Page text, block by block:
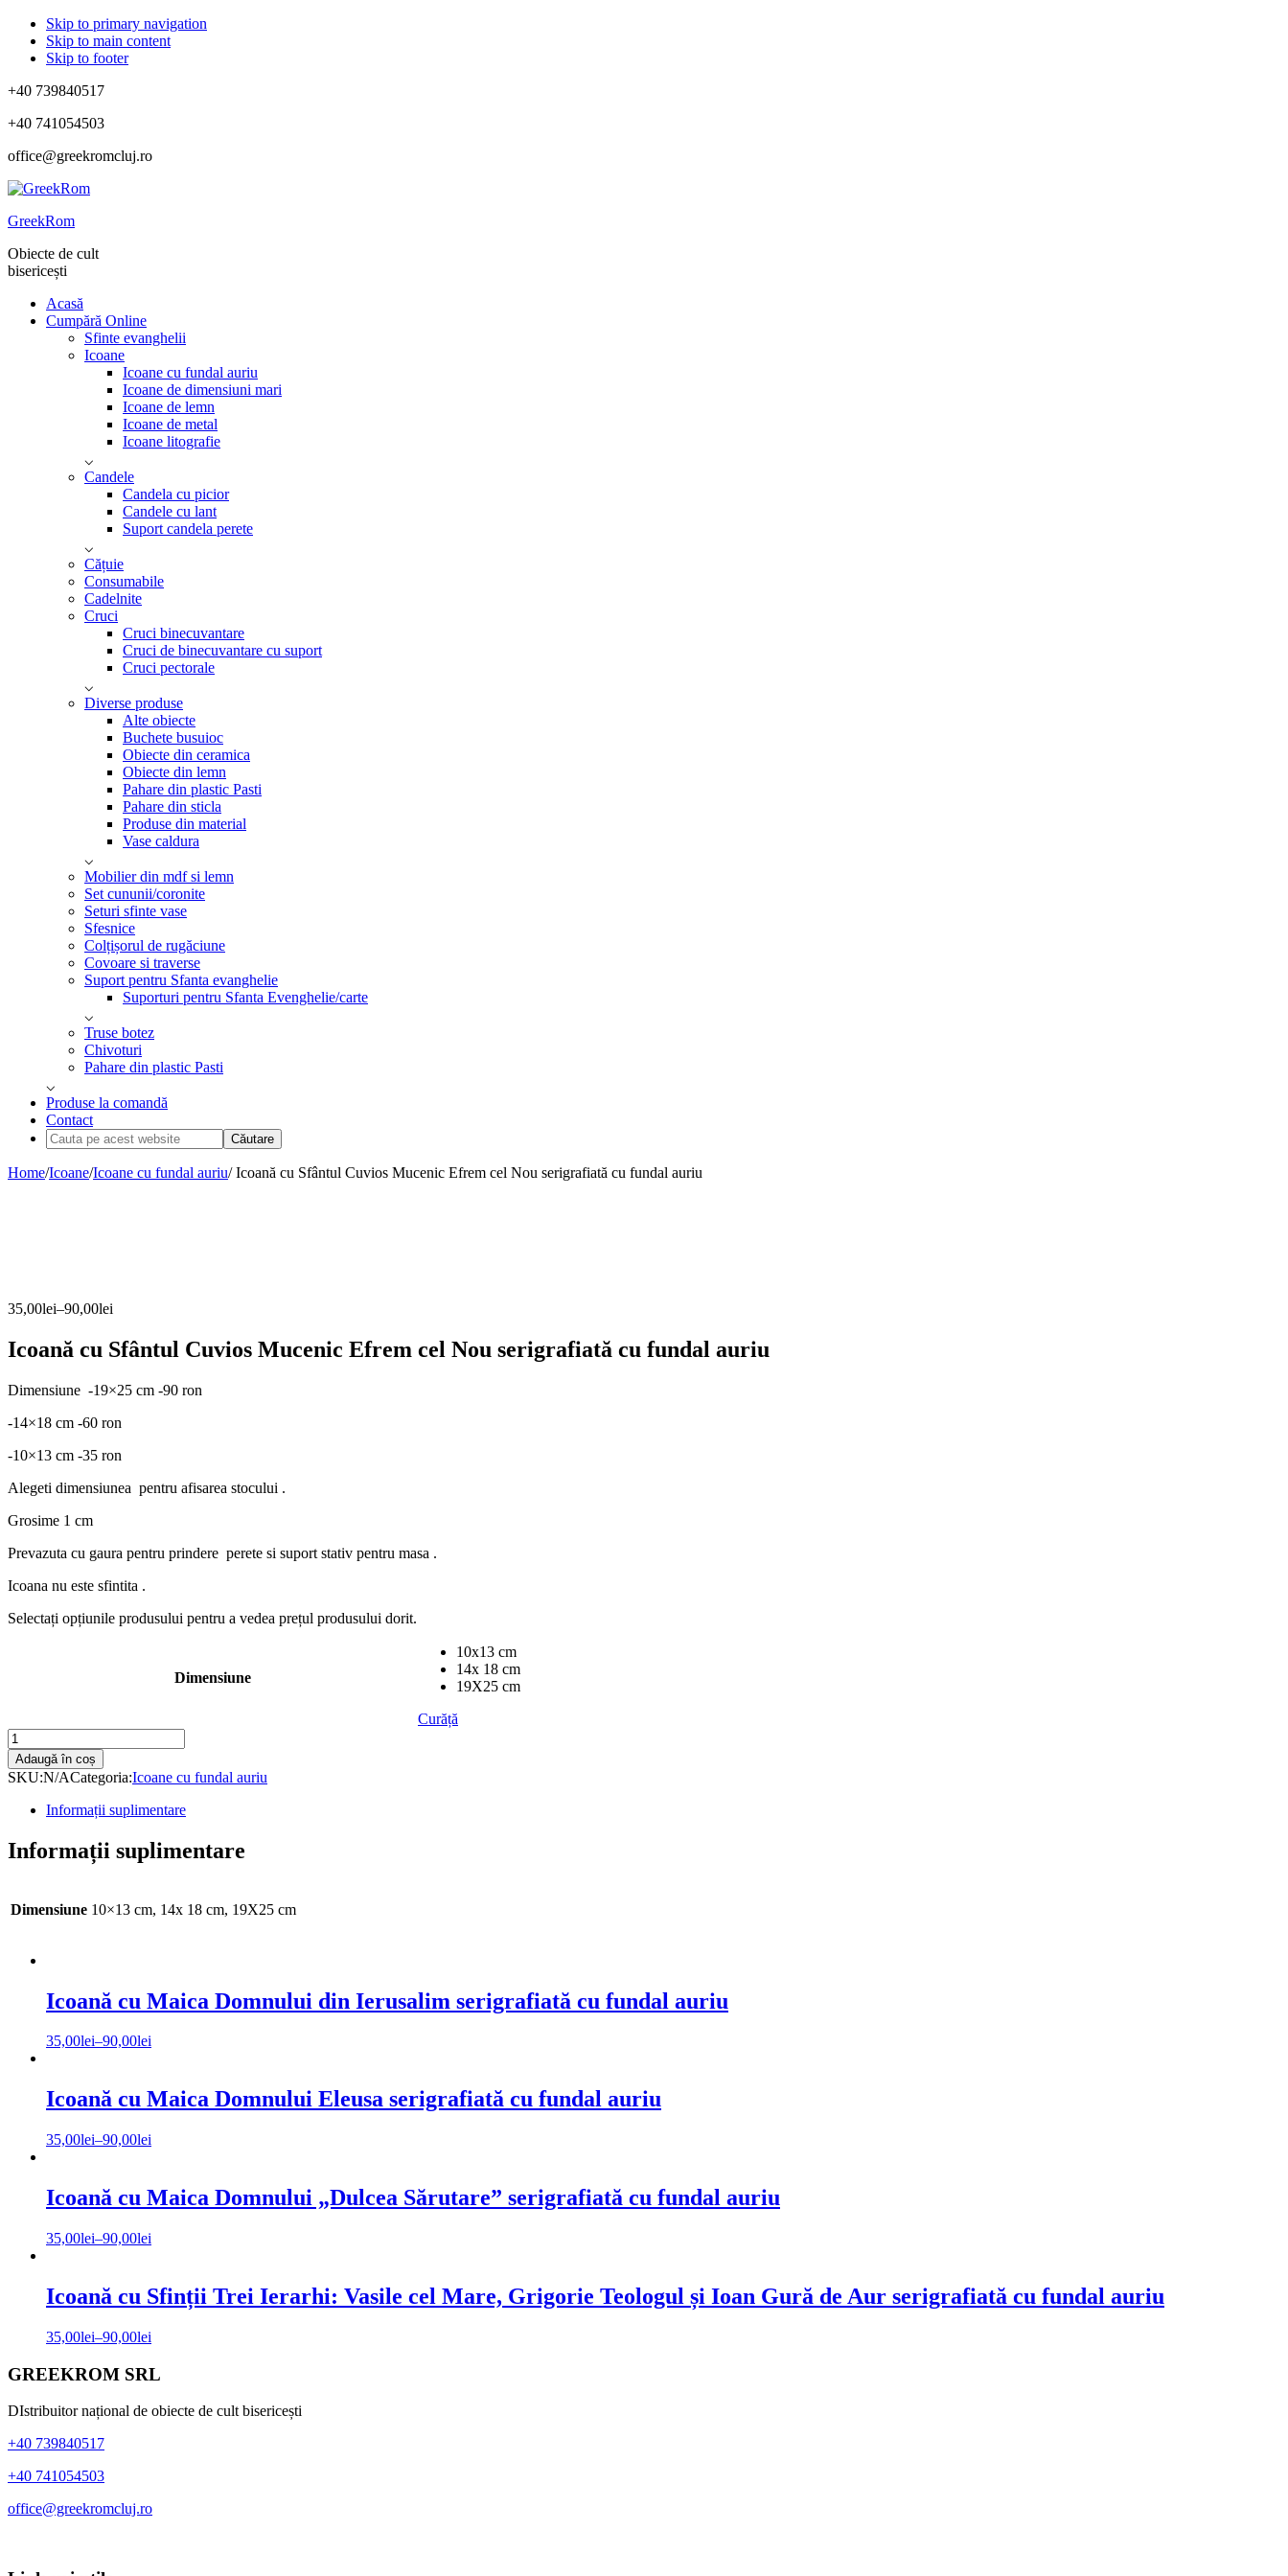
Skip to primary navigation
Skip to main content
Skip to footer
+40 739840517
+40 741054503
office@greekromcluj.ro
GreekRom
Obiecte de cult
bisericești
Acasă
Cumpără Online
Sfinte evanghelii
Icoane
Icoane cu fundal auriu
Icoane de dimensiuni mari
Icoane de lemn
Icoane de metal
Icoane litografie
Candele
Candela cu picior
Candele cu lant
Suport candela perete
Cățuie
Consumabile
Cadelnite
Cruci
Cruci binecuvantare
Cruci de binecuvantare cu suport
Cruci pectorale
Diverse produse
Alte obiecte
Buchete busuioc
Obiecte din ceramica
Obiecte din lemn
Pahare din plastic Pasti
Pahare din sticla
Produse din material
Vase caldura
Mobilier din mdf si lemn
Set cununii/coronite
Seturi sfinte vase
Sfesnice
Colțișorul de rugăciune
Covoare si traverse
Suport pentru Sfanta evanghelie
Suporturi pentru Sfanta Evenghelie/carte
Truse botez
Chivoturi
Pahare din plastic Pasti
Produse la comandă
Contact
Cauta
pe
acest
Home/Icoane/Icoane cu fundal auriu/ Icoană cu Sfântul Cuvios Mucenic Efrem cel Nou serigrafiată cu fundal auriu
35,00lei–90,00lei
Icoană cu Sfântul Cuvios Mucenic Efrem cel Nou serigrafiată cu fundal auriu
Dimensiune -19×25 cm -90 ron
-14×18 cm -60 ron
-10×13 cm -35 ron
Alegeti dimensiunea pentru afisarea stocului .
Grosime 1 cm
Prevazuta cu gaura pentru prindere perete si suport stativ pentru masa .
Icoana nu este sfintita .
Dimensiune
10x13 cm
14x 18 cm
19X25 cm
Curăță
Icoană
cu
Sfântul
Cuvios
Mucenic
cel
Nou
fundal
Adaugă în coș
SKU:N/ACategoria:Icoane cu fundal auriu
Informații suplimentare
Informații suplimentare
Dimensiune 10×13 cm, 14x 18 cm, 19X25 cm
Icoană cu Maica Domnului din Ierusalim serigrafiată cu fundal auriu
35,00lei–90,00lei
Icoană cu Maica Domnului Eleusa serigrafiată cu fundal auriu
35,00lei–90,00lei
Icoană cu Maica Domnului „Dulcea Sărutare” serigrafiată cu fundal auriu
35,00lei–90,00lei
Icoană cu Sfinții Trei Ierarhi: Vasile cel Mare, Grigorie Teologul și Ioan Gură de Aur serigrafiată cu fundal auriu
35,00lei–90,00lei
Bara
Footer
GREEKROM SRL
DIstribuitor național de obiecte de cult bisericești
+40 739840517
+40 741054503
office@greekromcluj.ro